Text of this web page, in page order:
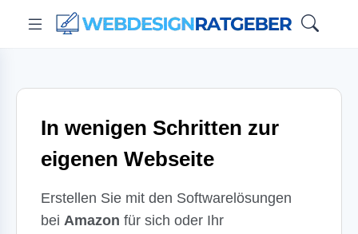
In wenigen Schritten zur
eigenen Webseite
Erstellen Sie mit den Softwarelösungen
bei Amazon für sich oder Ihr